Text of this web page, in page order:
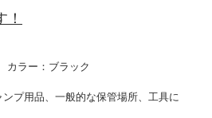
ラー：ブラック
プ用品、一般的な保管場所、工具に